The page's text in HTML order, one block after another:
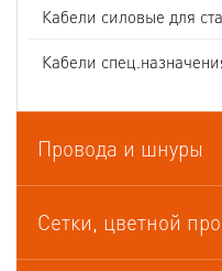
Кабели силовые для
Кабели
Кабели судовые
Кабели
Провода и шнуры
Сетки, цветной